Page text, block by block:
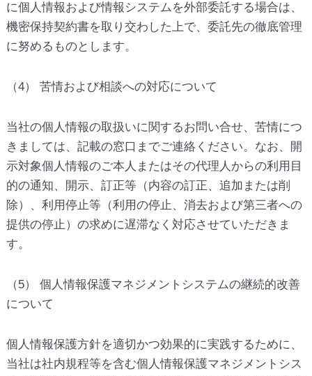
に個人情報および情報システムを外部委託する場合は、
機密保持契約書を取り交わした上で、委託先の徹底管理
に努めるものとします。
（4） 苦情および相談への対応について
当社の個人情報の取扱いに関するお問い合せ、苦情につ
きましては、記載の窓口までご連絡ください。なお、開
示対象個人情報のご本人またはその代理人からの利用目
的の通知、開示、訂正等（内容の訂正、追加または削
除）、利用停止等（利用の停止、消去および第三者への
提供の停止）の求めに遅滞なく対応させていただきま
す。
（5） 個人情報保護マネジメントシステムの継続的改善
について
個人情報保護方針を適切かつ効果的に実践するために、
当社は社内規程等を含む個人情報保護マネジメントシス